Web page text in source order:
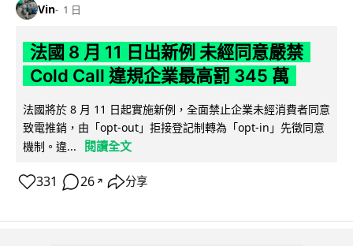
Vin 1 日
法國 8 月 11 日出新例 未經同意嚴禁
Cold Call 違規企業最高罰 345 萬
法國將於 8 月 11 日起實施新例，全面禁止企業未經消費者同意
致電推銷，由「opt-out」拒接登記制轉為「opt-in」先徵同意
機制。違...
閱讀全文
331 26 ↗ 分享